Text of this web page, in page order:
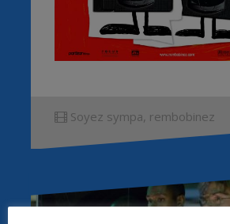
Soyez sympa, rembobinez